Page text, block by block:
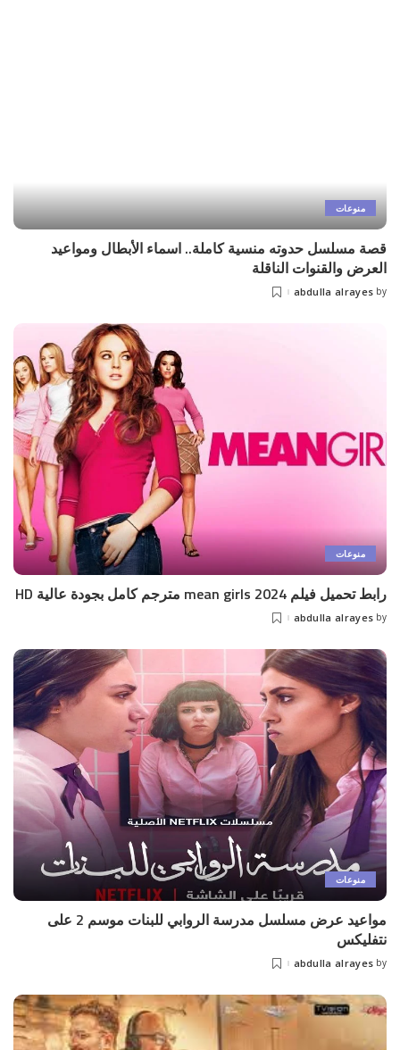
منوعات
قصة مسلسل حدوته منسية كاملة.. اسماء الأبطال ومواعيد
العرض والقنوات الناقلة
Posted
by
abdulla alrayes
منوعات
رابط تحميل فيلم mean girls 2024 مترجم كامل بجودة عالية HD
Posted
by
abdulla alrayes
منوعات
مواعيد عرض مسلسل مدرسة الروابي للبنات موسم 2 على
نتفليكس
Posted
by
abdulla alrayes